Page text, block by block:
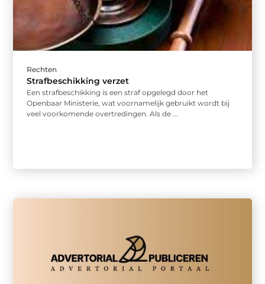
Rechten
Strafbeschikking verzet
Een strafbeschikking is een straf opgelegd door het
Openbaar Ministerie, wat voornamelijk gebruikt wordt bij
veel voorkomende overtredingen. Als de ...